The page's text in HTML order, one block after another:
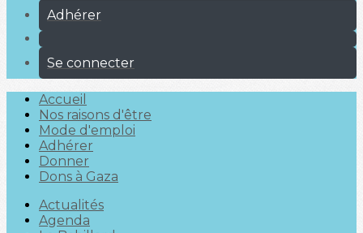
Adhérer
Se connecter
Accueil
Nos raisons d'être
Mode d'emploi
Adhérer
Donner
Dons à Gaza
Actualités
Agenda